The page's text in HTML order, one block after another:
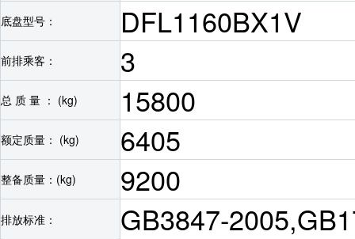
底盘型号： DFL1160BX1V
前排乘客： 3
总 质 量 ： (kg) 15800
额定质量： (kg) 6405
整备质量：(kg) 9200
排放标准： GB3847-